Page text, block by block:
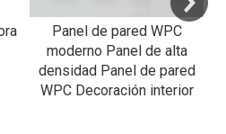
Panel de pared WPC
moderno Panel de alta
densidad Panel de pared
WPC Decoración interior